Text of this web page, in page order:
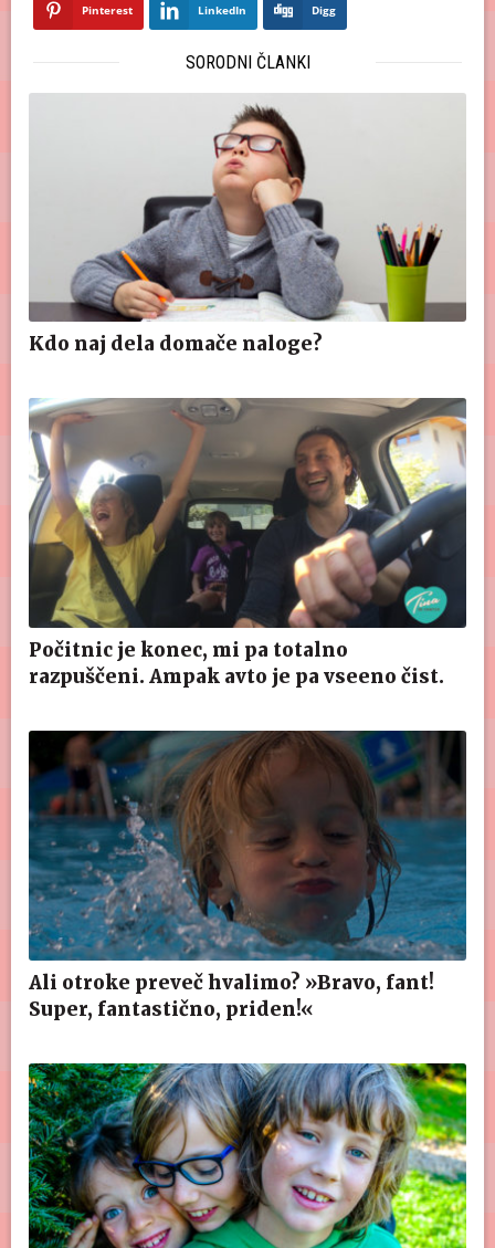
Pinterest LinkedIn Digg
SORODNI ČLANKI
Kdo naj dela domače naloge?
Počitnic je konec, mi pa totalno
razpuščeni. Ampak avto je pa vseeno čist.
Ali otroke preveč hvalimo? »Bravo, fant!
Super, fantastično, priden!«